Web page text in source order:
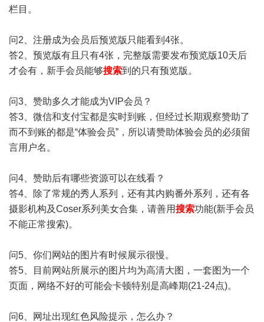
栏目。
问2、注册成为会员后预览版只能看到4张。
答2、预览版有且只有4张，完整版需要发布预览版10天后
才会有，新手会员能够搜索到的只有预览版。
问3、赞助多久才能成为VIP会员？
答3、微信和支付宝都是实时到账，但经过长期观察赞助了
而不到账的都是“体验会员”，所以请赞助体验会员的必须留
言用户名。
问4、赞助后有哪些资源可以在线看？
答4、除了常规的秀人系列，还有其内购番外系列，还有各
摄影机构及Coser系列美女合集，请善用搜索功能(新手会员
不能正常搜索)。
问5、你们网站的图片有时候展示很慢。
答5、目前网站所展示的图片均为高清大图，一套图为一个
页面，网络不好的可能会卡顿特别是高峰期(21-24点)。
问6、网址出现红色风险提示，怎么办？